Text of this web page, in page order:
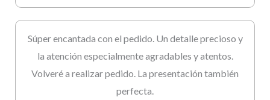
Súper encantada con el pedido. Un detalle precioso y
la atención especialmente agradables y atentos.
Volveré a realizar pedido. La presentación también
perfecta.